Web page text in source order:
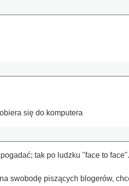
się do komputera
tak po ludzku "face to
swobodę piszących blogerów,